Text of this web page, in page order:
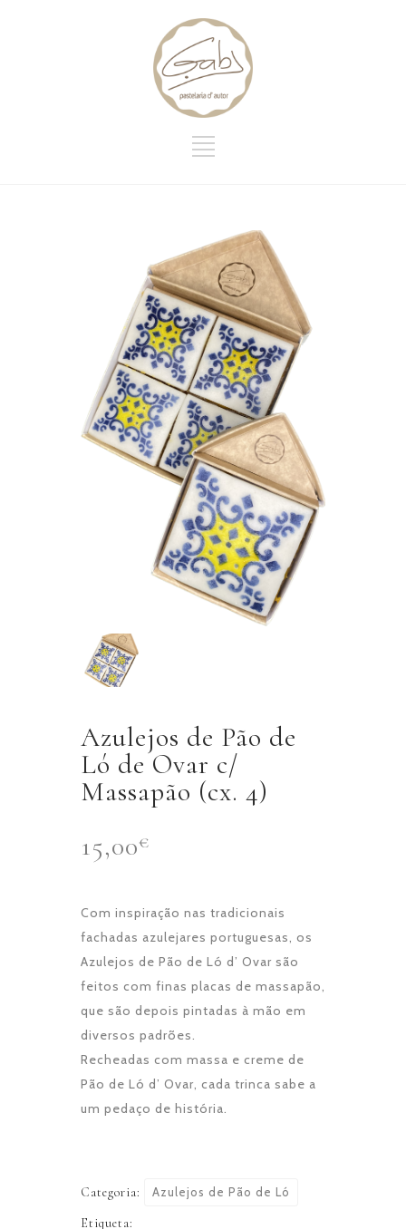
Azulejos de Pão de
Ló de Ovar c/
Massapão (cx. 4)
15,00€
Com inspiração nas tradicionais
fachadas azulejares portuguesas, os
Azulejos de Pão de Ló d’ Ovar são
feitos com finas placas de massapão,
que são depois pintadas à mão em
diversos padrões.
Recheadas com massa e creme de
Pão de Ló d’ Ovar, cada trinca sabe a
um pedaço de história.
Categoria: Azulejos de Pão de Ló
Etiqueta: